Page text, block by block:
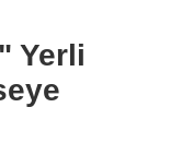
Yerli